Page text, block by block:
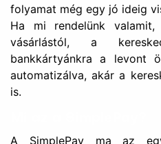
folyamat még egy jó ideig
Ha mi rendelünk
vásárlástól, a
bankkártyánkra a levont
automatizálva, akár a
is.
A SimplePay ma az